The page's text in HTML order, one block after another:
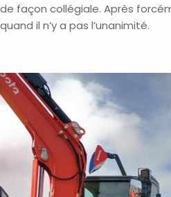
de façon collégiale. Après
quand il n’y a pas l’unanimité.